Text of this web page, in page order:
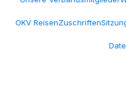
OKV ReisenZuschriften